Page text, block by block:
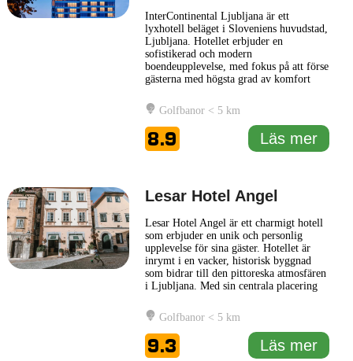
InterContinental Ljubljana är ett
lyxhotell beläget i Sloveniens huvudstad,
Ljubljana. Hotellet erbjuder en
sofistikerad och modern
boendeupplevelse, med fokus på att förse
gästerna med högsta grad av komfort
ger hotellets läge en utmärkt
utgångspunkt för att utforska såväl den
historiska stadskärnan som andra viktiga
sevärdheter i området. Inredningen i
InterContinental
... Läs mer
Golfbanor < 5 km
8.9 Läs mer
Lesar Hotel Angel
Lesar Hotel Angel är ett charmigt hotell
som erbjuder en unik och personlig
upplevelse för sina gäster. Hotellet är
inrymt i en vacker, historisk byggnad
som bidrar till den pittoreska atmosfären
i Ljubljana. Med sin centrala placering
besökare att utforska stadens sevärdheter,
inklusive slottet och de livliga gatorna i
det gamla stan. Hotellets interiör
kombinerar
Golfbanor < 5 km
9.3 Läs mer